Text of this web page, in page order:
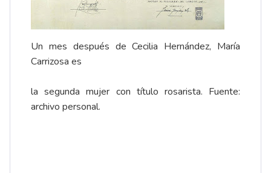
Un mes después de Cecilia Hernández, María
Carrizosa es
la segunda mujer con título rosarista. Fuente:
archivo personal.